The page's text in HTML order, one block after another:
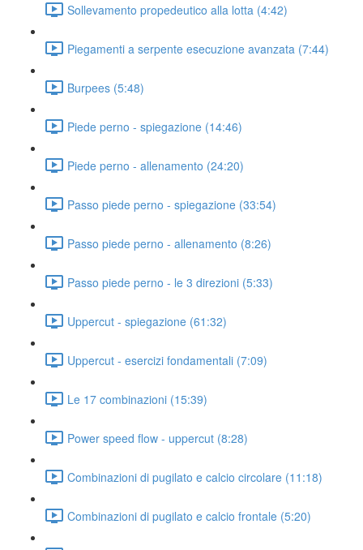
Sollevamento propedeutico alla lotta (4:42)
Piegamenti a serpente esecuzione avanzata (7:44)
Burpees (5:48)
Piede perno - spiegazione (14:46)
Piede perno - allenamento (24:20)
Passo piede perno - spiegazione (33:54)
Passo piede perno - allenamento (8:26)
Passo piede perno - le 3 direzioni (5:33)
Uppercut - spiegazione (61:32)
Uppercut - esercizi fondamentali (7:09)
Le 17 combinazioni (15:39)
Power speed flow - uppercut (8:28)
Combinazioni di pugilato e calcio circolare (11:18)
Combinazioni di pugilato e calcio frontale (5:20)